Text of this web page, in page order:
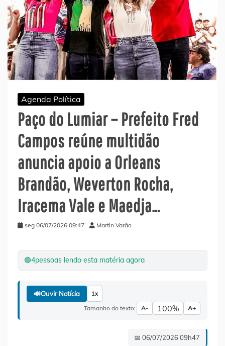
Agenda Política
Paço do Lumiar – Prefeito Fred
Campos reúne multidão
anuncia apoio a Orleans
Brandão, Weverton Rocha,
Iracema Vale e Maedja…
seg 06/07/2026 09:47 Martin Varão
🟢4pessoas lendo esta matéria agora
🔊Ouvir Notícia 1x
Tamanho do texto: A- 100% A+
📅 06/07/2026 09h47